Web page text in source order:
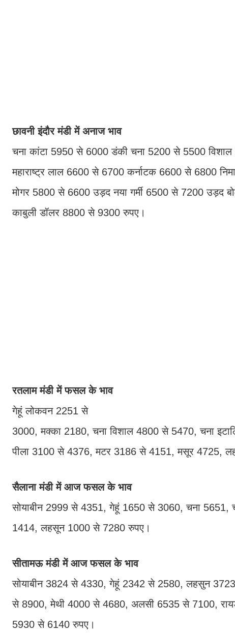
छावनी इंदौर मंडी में अनाज भाव
चना कांटा 5950 से 6000 डंकी चना 5200 से 5500
महाराष्ट्र लाल 6600 से 6700 कर्नाटक 6600 से 6800
मोगर 5800 से 6600 उड़द नया गर्मी 6500 से 7200
काबुली डॉलर 8800 से 9300 रुपए।
रतलाम मंडी में फसल के भाव
गेहूं लोकवन 2251 से
3000, मक्का 2180, चना विशाल 4800 से 5470, चना
पीला 3100 से 4376, मटर 3186 से 4151, मसूर 4725,
सैलाना मंडी में आज फसल के भाव
सोयाबीन 2999 से 4351, गेहूं 1650 से 3060, चना 5651,
1414, लहसून 1000 से 7280 रुपए।
सीतामऊ मंडी में आज फसल के भाव
सोयाबीन 3824 से 4330, गेहूं 2342 से 2580, लहसुन 3723
से 8900, मेथी 4000 से 4680, अलसी 6535 से 7100,
5930 से 6140 रुपए।